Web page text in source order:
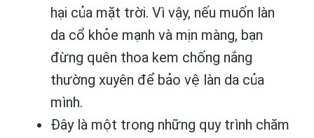
hại của mặt trời. Vì vậy, nếu muốn làn
da cổ khỏe mạnh và mịn màng, bạn
đừng quên thoa kem chống nắng
thường xuyên để bảo vệ làn da của
mình.
Đây là một trong những quy trình chăm